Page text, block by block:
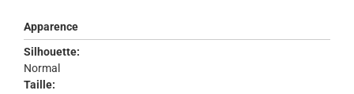
Apparence
Silhouette:
Normal
Taille: